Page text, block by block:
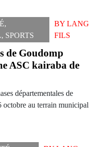
,
, SPORTS
BY LANG
FILS
de Goudomp
ASC kairaba de
départementales de
au terrain municipal